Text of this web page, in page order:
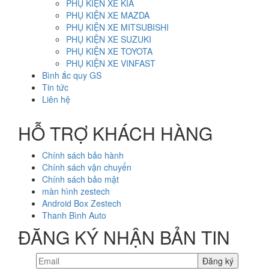
PHỤ KIỆN XE KIA
PHỤ KIỆN XE MAZDA
PHỤ KIỆN XE MITSUBISHI
PHỤ KIỆN XE SUZUKI
PHỤ KIỆN XE TOYOTA
PHỤ KIỆN XE VINFAST
Bình ắc quy GS
Tin tức
Liên hệ
HỖ TRỢ KHÁCH HÀNG
Chính sách bảo hành
Chính sách vận chuyển
Chính sách bảo mật
màn hình zestech
Android Box Zestech
Thanh Bình Auto
ĐĂNG KÝ NHẬN BẢN TIN